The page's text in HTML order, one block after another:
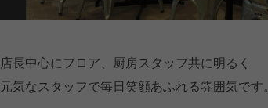
店長中心にフロア、厨房スタッフ共に明るく
元気なスタッフで毎日笑顔あふれる雰囲気です。